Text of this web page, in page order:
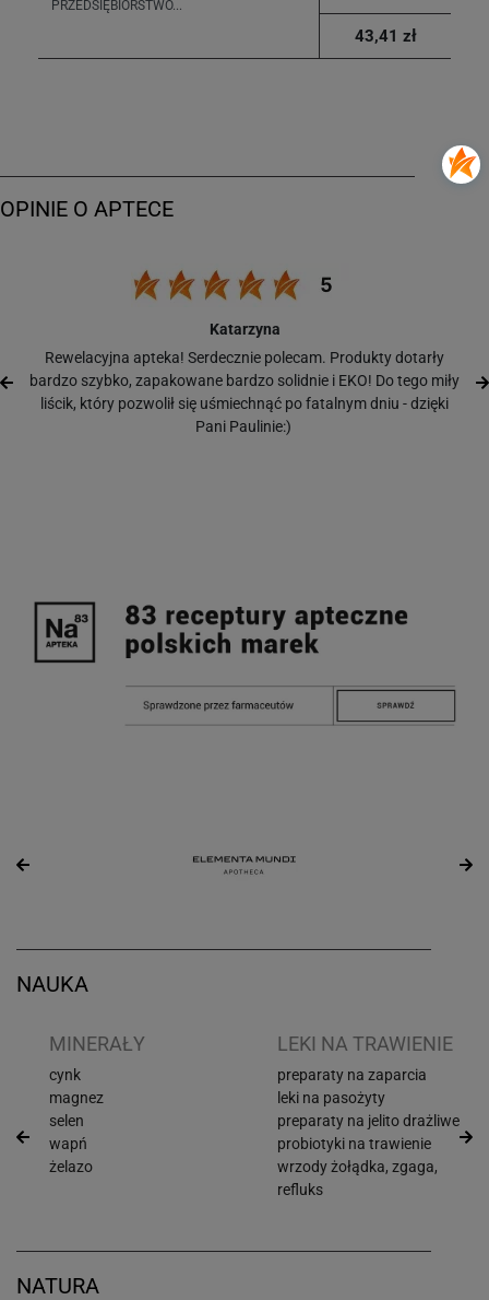
PRZEDSIĘBIORSTWO...
43,41 zł
Katarzyna
Rewelacyjna apteka! Serdecznie polecam. Produkty dotarły
bardzo szybko, zapakowane bardzo solidnie i EKO! Do tego miły
liścik, który pozwolił się uśmiechnąć po fatalnym dniu - dzięki
Pani Paulinie:)
NAUKA
MINERAŁY
cynk
magnez
selen
wapń
żelazo
LEKI NA TRAWIENIE
preparaty na zaparcia
leki na pasożyty
preparaty na jelito drażliwe
probiotyki na trawienie
wrzody żołądka, zgaga,
refluks
NATURA